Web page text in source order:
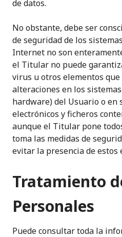
de datos.
No obstante, debe ser
de seguridad de los
Internet no son
el Titular no puede
virus u otros elementos
alteraciones en los
hardware) del Usuario o en
electrónicos y ficheros
aunque el Titular pone
toma las medidas de
evitar la presencia de estos
Tratamiento
Personales
Puede consultar toda la